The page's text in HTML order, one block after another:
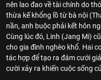
nên lao đao về tài chính do
thừa kế khổng lồ từ bà nội
nần, anh buộc phải kết hôn
Cùng lúc đó, Linh (Jang Mi)
cho gia đình nghèo khổ. Hai
tác hợp để tạo ra đám cưới
cười xảy ra khiến cuộc sống